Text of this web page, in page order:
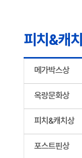
피치&캐치
메가박스상
옥랑문화상
피치&캐치상
포스트핀상